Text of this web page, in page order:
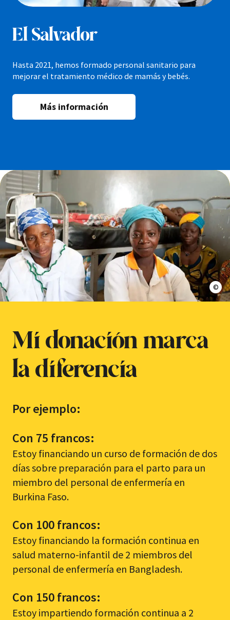
El Salvador
Hasta 2021, hemos formado personal sanitario para
mejorar el tratamiento médico de mamás y bebés.
Más información
Mi donación marca
la diferencia
Por ejemplo:
Con 75 francos:
Estoy financiando un curso de formación de dos
días sobre preparación para el parto para un
miembro del personal de enfermería en
Burkina Faso.
Con 100 francos:
Estoy financiando la formación continua en
salud materno-infantil de 2 miembros del
personal de enfermería en Bangladesh.
Con 150 francos:
Estoy impartiendo formación continua a 2